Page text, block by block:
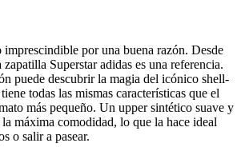
por una buena razón. Desde
zapatilla Superstar adidas es una referencia.
puede descubrir la magia del icónico shell-
todas las mismas características que el
más pequeño. Un upper sintético suave y
máxima comodidad, lo que la hace ideal
o salir a pasear.